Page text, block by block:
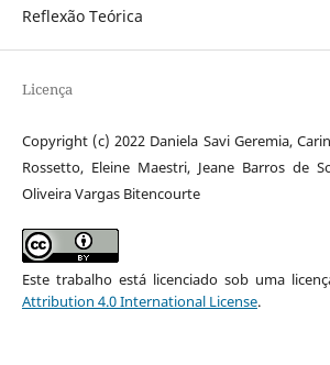
Reflexão Teórica
Licença
Copyright (c) 2022 Daniela Savi Geremia,
Rossetto, Eleine Maestri, Jeane Barros de
Oliveira Vargas Bitencourte
Este trabalho está licenciado sob uma
Attribution 4.0 International License.